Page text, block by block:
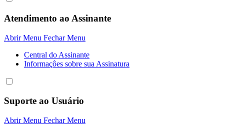
Atendimento ao Assinante
Abrir Menu Fechar Menu
Central do Assinante
Informaçôes sobre sua Assinatura
Suporte ao Usuário
Abrir Menu Fechar Menu